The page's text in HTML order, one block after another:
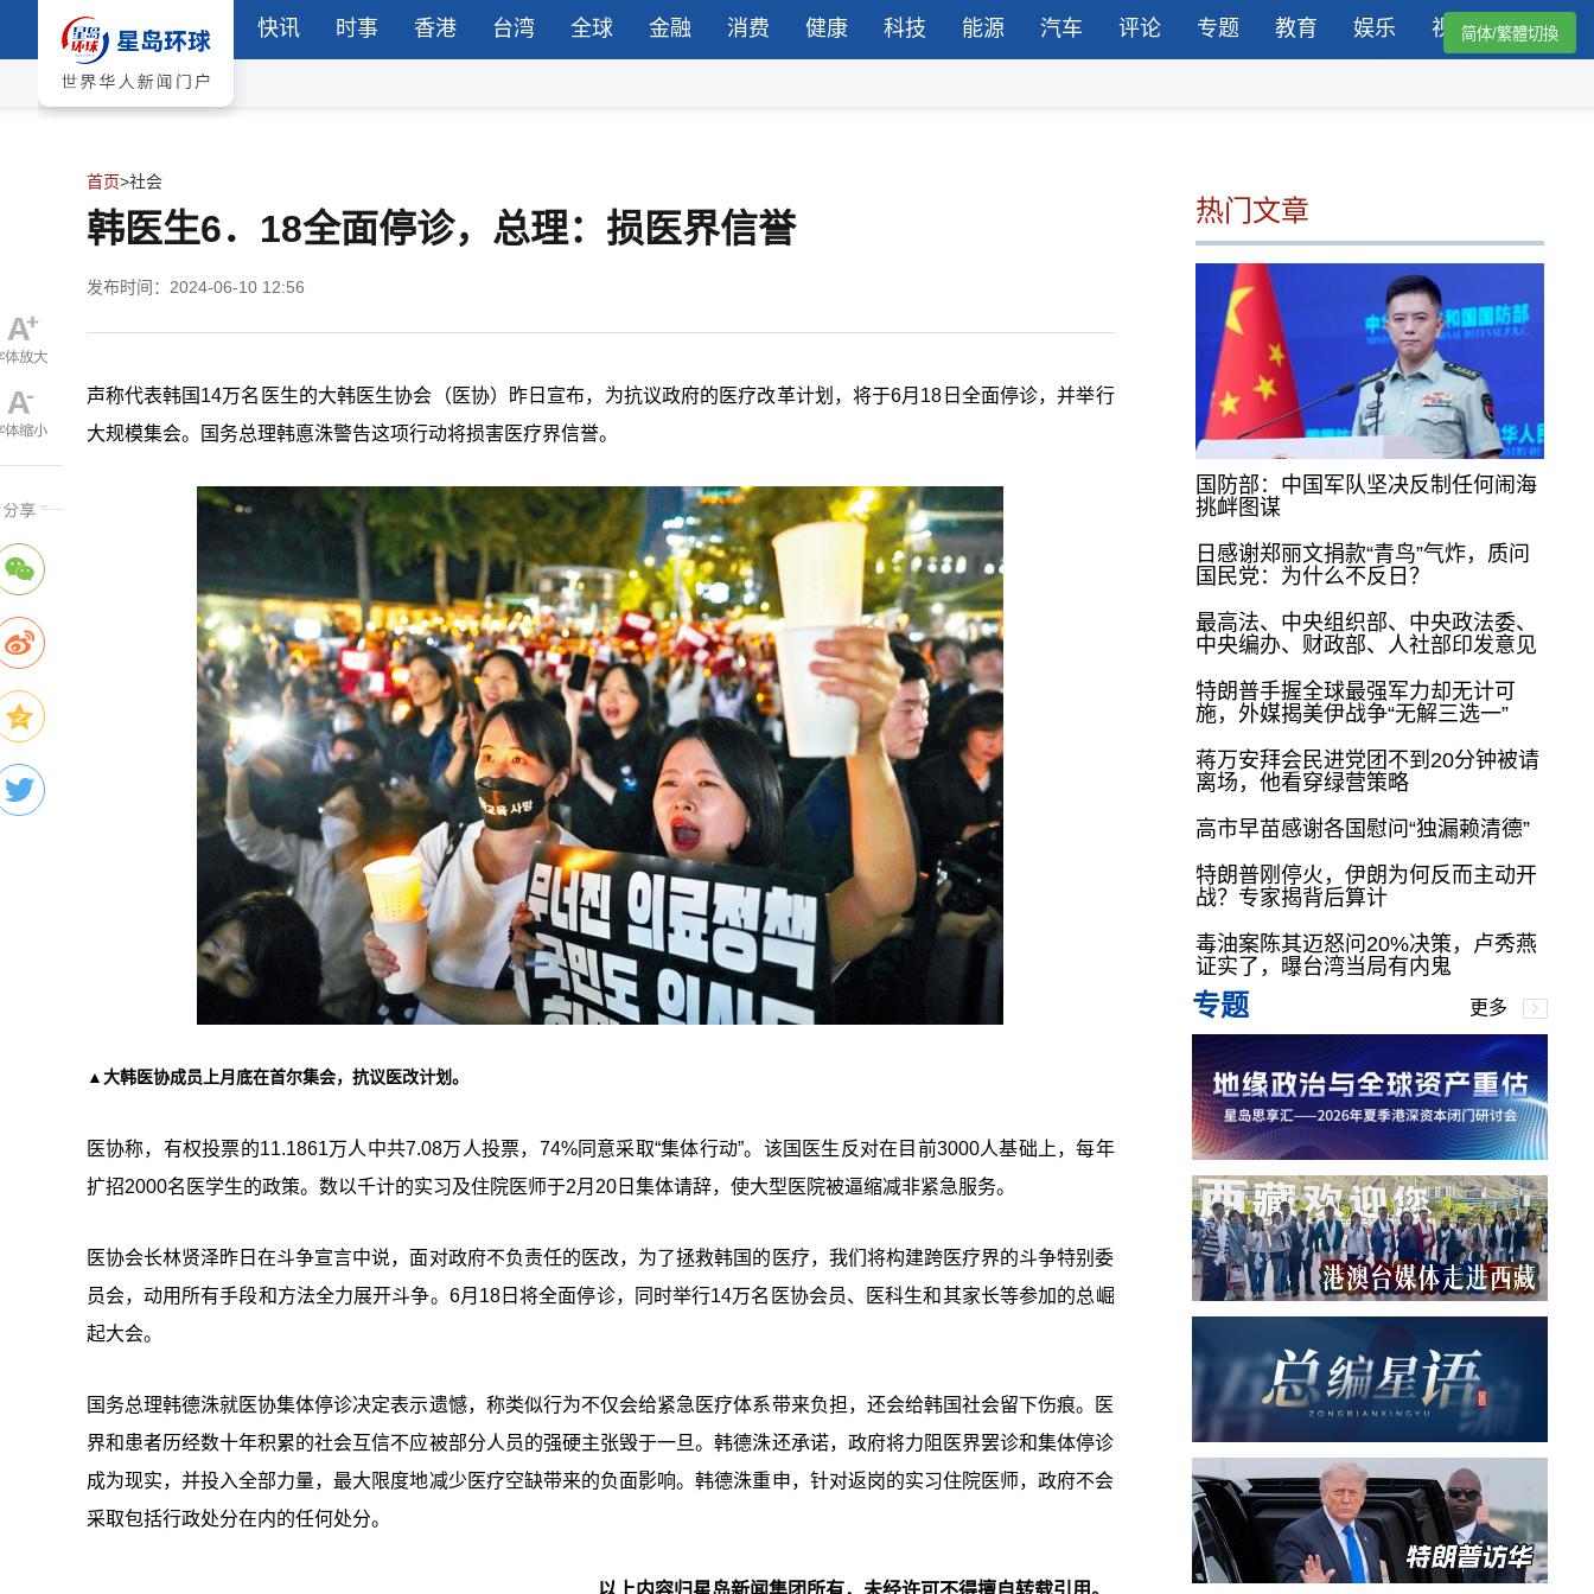
快讯 时事 香港 台湾 全球 金融 消费 健康 科技 能源 汽车 评论 专题 教育 娱乐 视频简体/繁體切換
首页>社会
韩医生6．18全面停诊，总理：损医界信誉
发布时间：2024-06-10 12:56
声称代表韩国14万名医生的大韩医生协会（医协）昨日宣布，为抗议政府的医疗改革计划，将于6月18日全面停诊，并举行
大规模集会。国务总理韩悳洙警告这项行动将损害医疗界信誉。
▲大韩医协成员上月底在首尔集会，抗议医改计划。
医协称，有权投票的11.1861万人中共7.08万人投票，74%同意采取“集体行动”。该国医生反对在目前3000人基础上，每年
扩招2000名医学生的政策。数以千计的实习及住院医师于2月20日集体请辞，使大型医院被逼缩减非紧急服务。
医协会长林贤泽昨日在斗争宣言中说，面对政府不负责任的医改，为了拯救韩国的医疗，我们将构建跨医疗界的斗争特别委
员会，动用所有手段和方法全力展开斗争。6月18日将全面停诊，同时举行14万名医协会员、医科生和其家长等参加的总崛
起大会。
国务总理韩德洙就医协集体停诊决定表示遗憾，称类似行为不仅会给紧急医疗体系带来负担，还会给韩国社会留下伤痕。医
界和患者历经数十年积累的社会互信不应被部分人员的强硬主张毁于一旦。韩德洙还承诺，政府将力阻医界罢诊和集体停诊
成为现实，并投入全部力量，最大限度地减少医疗空缺带来的负面影响。韩德洙重申，针对返岗的实习住院医师，政府不会
采取包括行政处分在内的任何处分。
以上内容归星岛新闻集团所有，未经许可不得擅自转载引用。
热门文章
国防部：中国军队坚决反制任何闹海
挑衅图谋
日感谢郑丽文捐款“青鸟”气炸，质问
国民党：为什么不反日？
最高法、中央组织部、中央政法委、
中央编办、财政部、人社部印发意见
特朗普手握全球最强军力却无计可
施，外媒揭美伊战争“无解三选一”
蒋万安拜会民进党团不到20分钟被请
离场，他看穿绿营策略
高市早苗感谢各国慰问“独漏赖清德”
特朗普刚停火，伊朗为何反而主动开
战？专家揭背后算计
毒油案陈其迈怒问20%决策，卢秀燕
证实了，曝台湾当局有内鬼
专题 更多